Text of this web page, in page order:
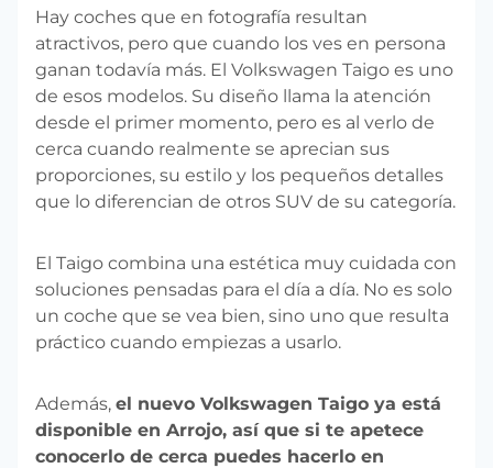
Hay coches que en fotografía resultan
atractivos, pero que cuando los ves en persona
ganan todavía más. El Volkswagen Taigo es uno
de esos modelos. Su diseño llama la atención
desde el primer momento, pero es al verlo de
cerca cuando realmente se aprecian sus
proporciones, su estilo y los pequeños detalles
que lo diferencian de otros SUV de su categoría.
El Taigo combina una estética muy cuidada con
soluciones pensadas para el día a día. No es solo
un coche que se vea bien, sino uno que resulta
práctico cuando empiezas a usarlo.
Además, el nuevo Volkswagen Taigo ya está
disponible en Arrojo, así que si te apetece
conocerlo de cerca puedes hacerlo en